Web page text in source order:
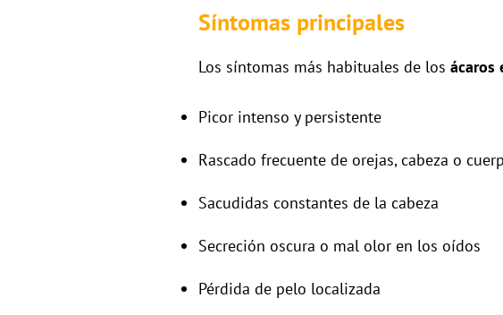
Síntomas principales
Los síntomas más habituales de los ácaros
Picor intenso y persistente
Rascado frecuente de orejas, cabeza o
Sacudidas constantes de la cabeza
Secreción oscura o mal olor en los oídos
Pérdida de pelo localizada